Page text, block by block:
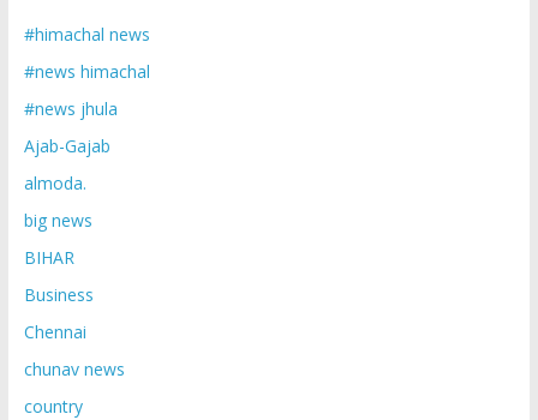
#himachal news
#news himachal
#news jhula
Ajab-Gajab
almoda.
big news
BIHAR
Business
Chennai
chunav news
country